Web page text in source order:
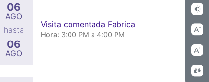
06
AGO
hasta
06
AGO
Visita comentada Fabrica
Hora: 3:00 PM a 4:00 PM